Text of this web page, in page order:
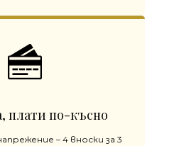
плати по-късно
– 4 вноски за 3